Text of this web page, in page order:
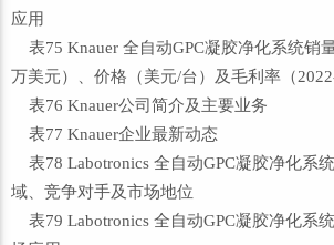
应用
表75 Knauer 全自动GPC凝胶净化系统销
万美元）、价格（美元/台）及毛利率（2022-
表76 Knauer公司简介及主要业务
表77 Knauer企业最新动态
表78 Labotronics 全自动GPC凝胶净化系
域、竞争对手及市场地位
表79 Labotronics 全自动GPC凝胶净化系